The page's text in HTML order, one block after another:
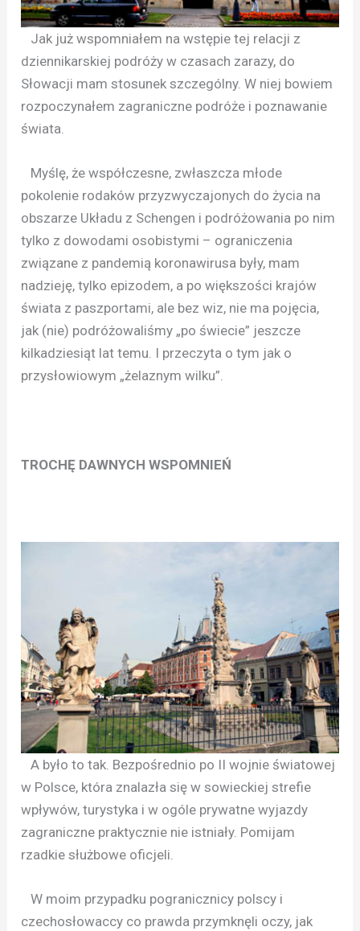
Jak już wspomniałem na wstępie tej relacji z
dziennikarskiej podróży w czasach zarazy, do
Słowacji mam stosunek szczególny. W niej bowiem
rozpoczynałem zagraniczne podróże i poznawanie
świata.
Myślę, że współczesne, zwłaszcza młode
pokolenie rodaków przyzwyczajonych do życia na
obszarze Układu z Schengen i podróżowania po nim
tylko z dowodami osobistymi – ograniczenia
związane z pandemią koronawirusa były, mam
nadzieję, tylko epizodem, a po większości krajów
świata z paszportami, ale bez wiz, nie ma pojęcia,
jak (nie) podróżowaliśmy „po świecie” jeszcze
kilkadziesiąt lat temu. I przeczyta o tym jak o
przysłowiowym „żelaznym wilku”.
TROCHĘ DAWNYCH WSPOMNIEŃ
A było to tak. Bezpośrednio po II wojnie światowej
w Polsce, która znalazła się w sowieckiej strefie
wpływów, turystyka i w ogóle prywatne wyjazdy
zagraniczne praktycznie nie istniały. Pomijam
rzadkie służbowe oficjeli.
W moim przypadku pogranicznicy polscy i
czechosłowaccy co prawda przymknęli oczy, jak